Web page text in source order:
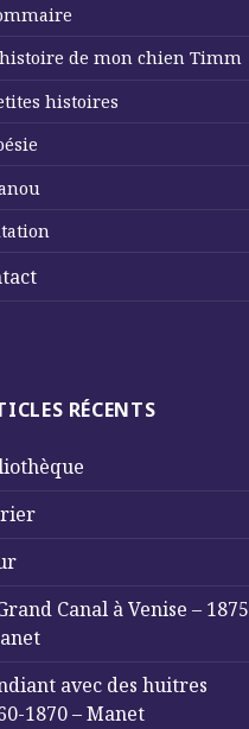
de mon chien Timm
histoires
RÉCENTS
Canal à Venise – 1875
avec des huitres
1870 – Manet